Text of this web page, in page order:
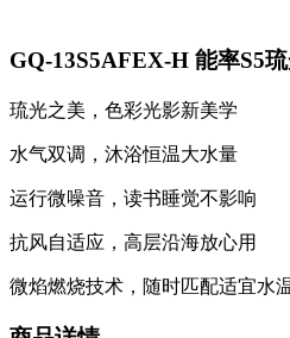
GQ-13S5AFEX-H 能率S5
琉光之美，色彩光影新美学
水气双调，沐浴恒温大水量
运行微噪音，读书睡觉不影响
抗风自适应，高层沿海放心用
微焰燃烧技术，随时匹配适宜水